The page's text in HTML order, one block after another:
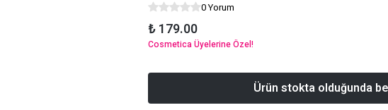
0 Yorum
₺ 179.00
Cosmetica Üyelerine Özel!
Ürün stokta olduğunda